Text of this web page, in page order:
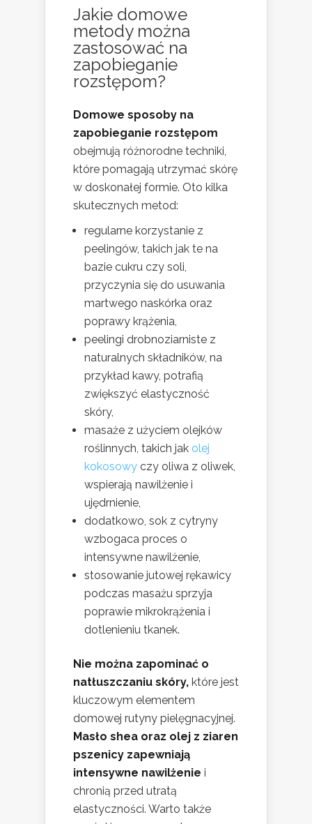
Jakie domowe
metody można
zastosować na
zapobieganie
rozstępom?
Domowe sposoby na
zapobieganie rozstępom
obejmują różnorodne techniki,
które pomagają utrzymać skórę
w doskonałej formie. Oto kilka
skutecznych metod:
regularne korzystanie z
peelingów, takich jak te na
bazie cukru czy soli,
przyczynia się do usuwania
martwego naskórka oraz
poprawy krążenia,
peelingi drobnoziarniste z
naturalnych składników, na
przykład kawy, potrafią
zwiększyć elastyczność
skóry,
masaże z użyciem olejków
roślinnych, takich jak olej
kokosowy czy oliwa z oliwek,
wspierają nawilżenie i
ujędrnienie,
dodatkowo, sok z cytryny
wzbogaca proces o
intensywne nawilżenie,
stosowanie jutowej rękawicy
podczas masażu sprzyja
poprawie mikrokrążenia i
dotlenieniu tkanek.
Nie można zapominać o
natłuszczaniu skóry, które jest
kluczowym elementem
domowej rutyny pielęgnacyjnej.
Masło shea oraz olej z ziaren
pszenicy zapewniają
intensywne nawilżenie i
chronią przed utratą
elastyczności. Warto także